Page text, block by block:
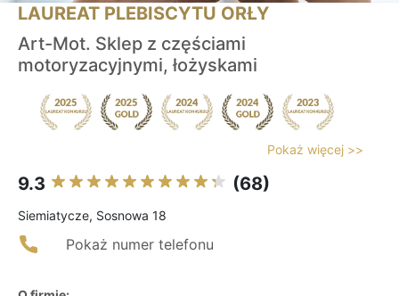
LAUREAT PLEBISCYTU ORŁY
Art-Mot. Sklep z częściami
motoryzacyjnymi, łożyskami
Pokaż więcej >>
9.3 (68)
Siemiatycze, Sosnowa 18
Pokaż numer telefonu